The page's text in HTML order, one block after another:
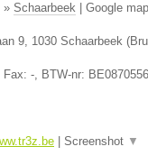
» Schaarbeek Google
9, 1030 Schaarbeek (
Fax: -, BTW-nr:
Screenshot ▼